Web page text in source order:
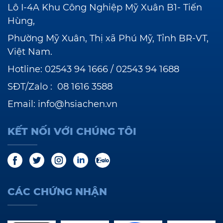
Lô I-4A Khu Công Nghiệp Mỹ Xuân B1- Tiến
Hùng,
Phường Mỹ Xuân, Thị xã Phú Mỹ, Tỉnh BR-VT,
Việt Nam.
Hotline: 02543 94 1666 / 02543 94 1688
SĐT/Zalo : 08 1616 3588
Email: info@hsiachen.vn
KẾT NỐI VỚI CHÚNG TÔI
CÁC CHỨNG NHẬN